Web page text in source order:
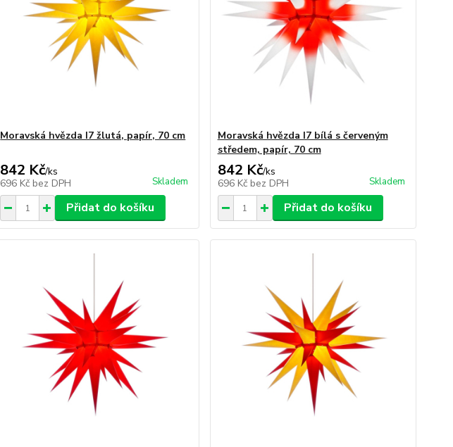
Moravská hvězda I7 žlutá, papír, 70 cm
842 Kč/ks
696 Kč bez DPH Skladem
Přidat do košíku
Moravská hvězda I7 bílá s červeným
středem, papír, 70 cm
842 Kč/ks
696 Kč bez DPH Skladem
Přidat do košíku